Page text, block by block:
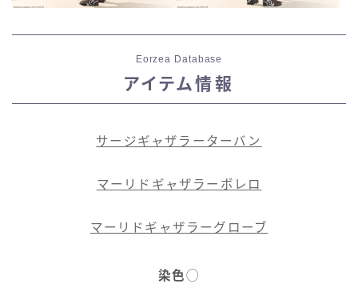
Eorzea Database
アイテム情報
サージギャザラーターバン
マーリドギャザラーボレロ
マーリドギャザラーグローブ
染色◯